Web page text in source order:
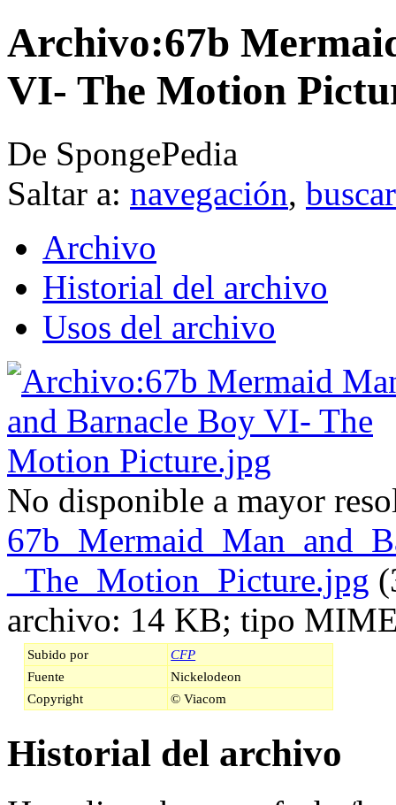
Archivo:67b
VI- The Motion
De SpongePedia
Saltar a: navegación, buscar
Archivo
Historial del archivo
Usos del archivo
No disponible a mayor
_The_Motion_Picture.jpg
archivo: 14 KB; tipo
Subido por
CFP
Fuente
Nickelodeon
Copyright
© Viacom
Historial del archivo